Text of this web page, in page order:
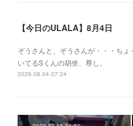
【今日のULALA】8月4日
ぞうさんと、ぞうさんが・・・ちょ
いてるSくんの胡坐、尊し。
2026.08.04 07:24